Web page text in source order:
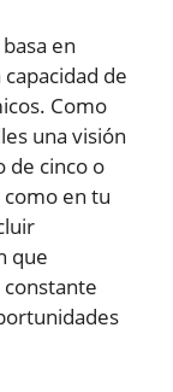
en
de
Como
una visión
de cinco o
en tu
que